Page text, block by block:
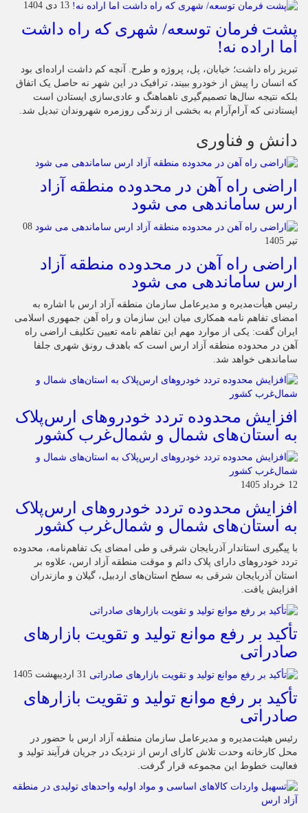
13 دی 1404
پشت فرمان توسعه/ شهری که راه داشت
اما اراده نه!
تبریز راه داشت؛ خیابان، پل، پروژه و طرح. آنچه کم داشت اراده‌ای بود
که انسان را پیش از خودرو ببیند، ترافیک در این شهر نه حاصل یک اتفاق
بلکه نتیجه سال‌ها تصمیم‌گیری ناهماهنگ و عادی‌سازی ایستادن است
ایستادنی که آرام‌آرام به بخشی از زندگی روزمره شهروندان تبدیل شد.
دانش و فناوری
اراضی راه آهن در محدوده منطقه آزاد
ارس ساماندهی می شود
08
تیر 1405
اراضی راه آهن در محدوده منطقه آزاد
ارس ساماندهی می شود
رئیس هیأت‌مدیره و مدیرعامل سازمان منطقه آزاد ارس با اشاره به
امضای تفاهم نامه همکاری میان این سازمان و راه آهن جمهوری اسلامی
ایران گفت: یکی از موارد مهم این تفاهم نامه تعیین تکلیف اراضی راه
آهن در محدوده منطقه آزاد ارس است که باهدف رونق شهری جلفا
ساماندهی خواهد شد.
افزایش محدوده تردد خودروهای ارس‌پلاک
به استان‌های شمال و شمال‌غرب کشور
12 خرداد 1405
افزایش محدوده تردد خودروهای ارس‌پلاک
به استان‌های شمال و شمال‌غرب کشور
با پیگیری استاندار آذربایجان شرقی و طی امضای یک تفاهم‌نامه، محدوده
تردد خودروهای دارای پلاک دائم و موقت منطقه آزاد ارس، علاوه بر
استان آذربایجان شرقی به سطح استان‌های اردبیل، گیلان و مازندران
افزایش یافت.
تأکید بر رفع موانع تولید و تقویت بازارهای
صادراتی
31 اردیبهشت 1405
تأکید بر رفع موانع تولید و تقویت بازارهای
صادراتی
رئیس هیئت‌مدیره و مدیرعامل سازمان منطقه آزاد ارس با حضور در
محل کارخانه وحدت تلاش کارای ارس از نزدیک در جریان فرآیند تولید و
فعالیت خطوط این مجموعه قرار گرفت.